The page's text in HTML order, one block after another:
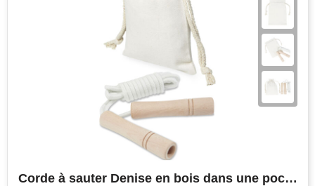
Corde à sauter Denise en bois dans une pochette en coton